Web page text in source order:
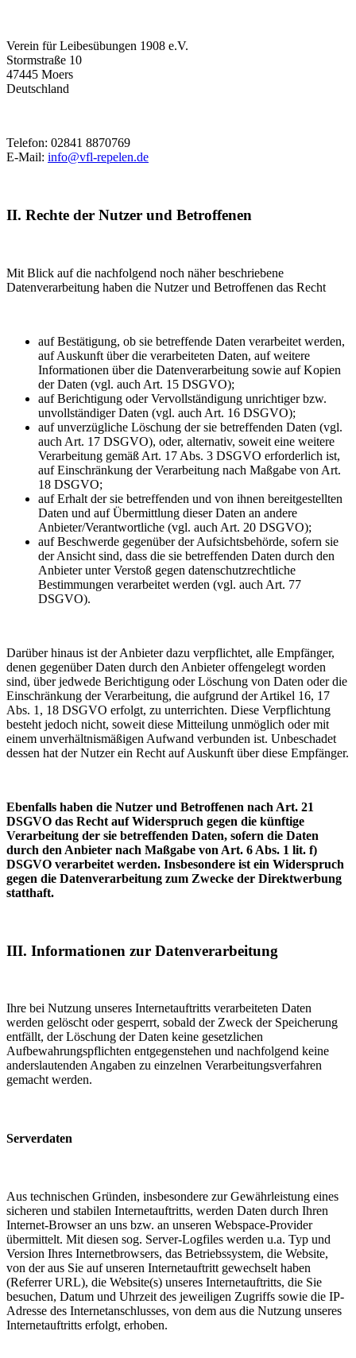
Verein für Leibesübungen 1908 e.V.
Stormstraße 10
47445 Moers
Deutschland
Telefon: 02841 8870769
E-Mail: info@vfl-repelen.de
II. Rechte der Nutzer und Betroffenen
Mit Blick auf die nachfolgend noch näher beschriebene
Datenverarbeitung haben die Nutzer und Betroffenen das Recht
auf Bestätigung, ob sie betreffende Daten verarbeitet werden,
auf Auskunft über die verarbeiteten Daten, auf weitere
Informationen über die Datenverarbeitung sowie auf Kopien
der Daten (vgl. auch Art. 15 DSGVO);
auf Berichtigung oder Vervollständigung unrichtiger bzw.
unvollständiger Daten (vgl. auch Art. 16 DSGVO);
auf unverzügliche Löschung der sie betreffenden Daten (vgl.
auch Art. 17 DSGVO), oder, alternativ, soweit eine weitere
Verarbeitung gemäß Art. 17 Abs. 3 DSGVO erforderlich ist,
auf Einschränkung der Verarbeitung nach Maßgabe von Art.
18 DSGVO;
auf Erhalt der sie betreffenden und von ihnen bereitgestellten
Daten und auf Übermittlung dieser Daten an andere
Anbieter/Verantwortliche (vgl. auch Art. 20 DSGVO);
auf Beschwerde gegenüber der Aufsichtsbehörde, sofern sie
der Ansicht sind, dass die sie betreffenden Daten durch den
Anbieter unter Verstoß gegen datenschutzrechtliche
Bestimmungen verarbeitet werden (vgl. auch Art. 77
DSGVO).
Darüber hinaus ist der Anbieter dazu verpflichtet, alle Empfänger,
denen gegenüber Daten durch den Anbieter offengelegt worden
sind, über jedwede Berichtigung oder Löschung von Daten oder die
Einschränkung der Verarbeitung, die aufgrund der Artikel 16, 17
Abs. 1, 18 DSGVO erfolgt, zu unterrichten. Diese Verpflichtung
besteht jedoch nicht, soweit diese Mitteilung unmöglich oder mit
einem unverhältnismäßigen Aufwand verbunden ist. Unbeschadet
dessen hat der Nutzer ein Recht auf Auskunft über diese Empfänger.
Ebenfalls haben die Nutzer und Betroffenen nach Art. 21
DSGVO das Recht auf Widerspruch gegen die künftige
Verarbeitung der sie betreffenden Daten, sofern die Daten
durch den Anbieter nach Maßgabe von Art. 6 Abs. 1 lit. f)
DSGVO verarbeitet werden. Insbesondere ist ein Widerspruch
gegen die Datenverarbeitung zum Zwecke der Direktwerbung
statthaft.
III. Informationen zur Datenverarbeitung
Ihre bei Nutzung unseres Internetauftritts verarbeiteten Daten
werden gelöscht oder gesperrt, sobald der Zweck der Speicherung
entfällt, der Löschung der Daten keine gesetzlichen
Aufbewahrungspflichten entgegenstehen und nachfolgend keine
anderslautenden Angaben zu einzelnen Verarbeitungsverfahren
gemacht werden.
Serverdaten
Aus technischen Gründen, insbesondere zur Gewährleistung eines
sicheren und stabilen Internetauftritts, werden Daten durch Ihren
Internet-Browser an uns bzw. an unseren Webspace-Provider
übermittelt. Mit diesen sog. Server-Logfiles werden u.a. Typ und
Version Ihres Internetbrowsers, das Betriebssystem, die Website,
von der aus Sie auf unseren Internetauftritt gewechselt haben
(Referrer URL), die Website(s) unseres Internetauftritts, die Sie
besuchen, Datum und Uhrzeit des jeweiligen Zugriffs sowie die IP-
Adresse des Internetanschlusses, von dem aus die Nutzung unseres
Internetauftritts erfolgt, erhoben.